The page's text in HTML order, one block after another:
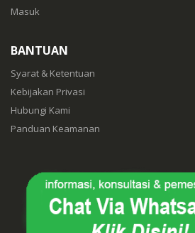
Masuk
BANTUAN
Syarat & Ketentuan
Kebijakan Privasi
Hubungi Kami
Panduan Keamanan